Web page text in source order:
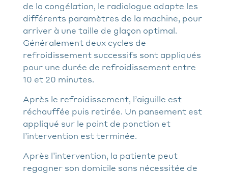
de la congélation, le radiologue adapte les
différents paramètres de la machine, pour
arriver à une taille de glaçon optimal.
Généralement deux cycles de
refroidissement successifs sont appliqués
pour une durée de refroidissement entre
10 et 20 minutes.
Après le refroidissement, l’aiguille est
réchauffée puis retirée. Un pansement est
appliqué sur le point de ponction et
l’intervention est terminée.
Après l’intervention, la patiente peut
regagner son domicile sans nécessitée de